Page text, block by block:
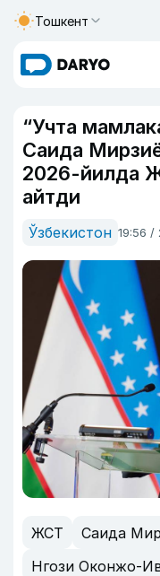
Тошкент
“Учта
Саида
2026-йилда
айтди
Ўзбекистон 19:56 /
ЖСТ Саида
Нгози Оконжо-